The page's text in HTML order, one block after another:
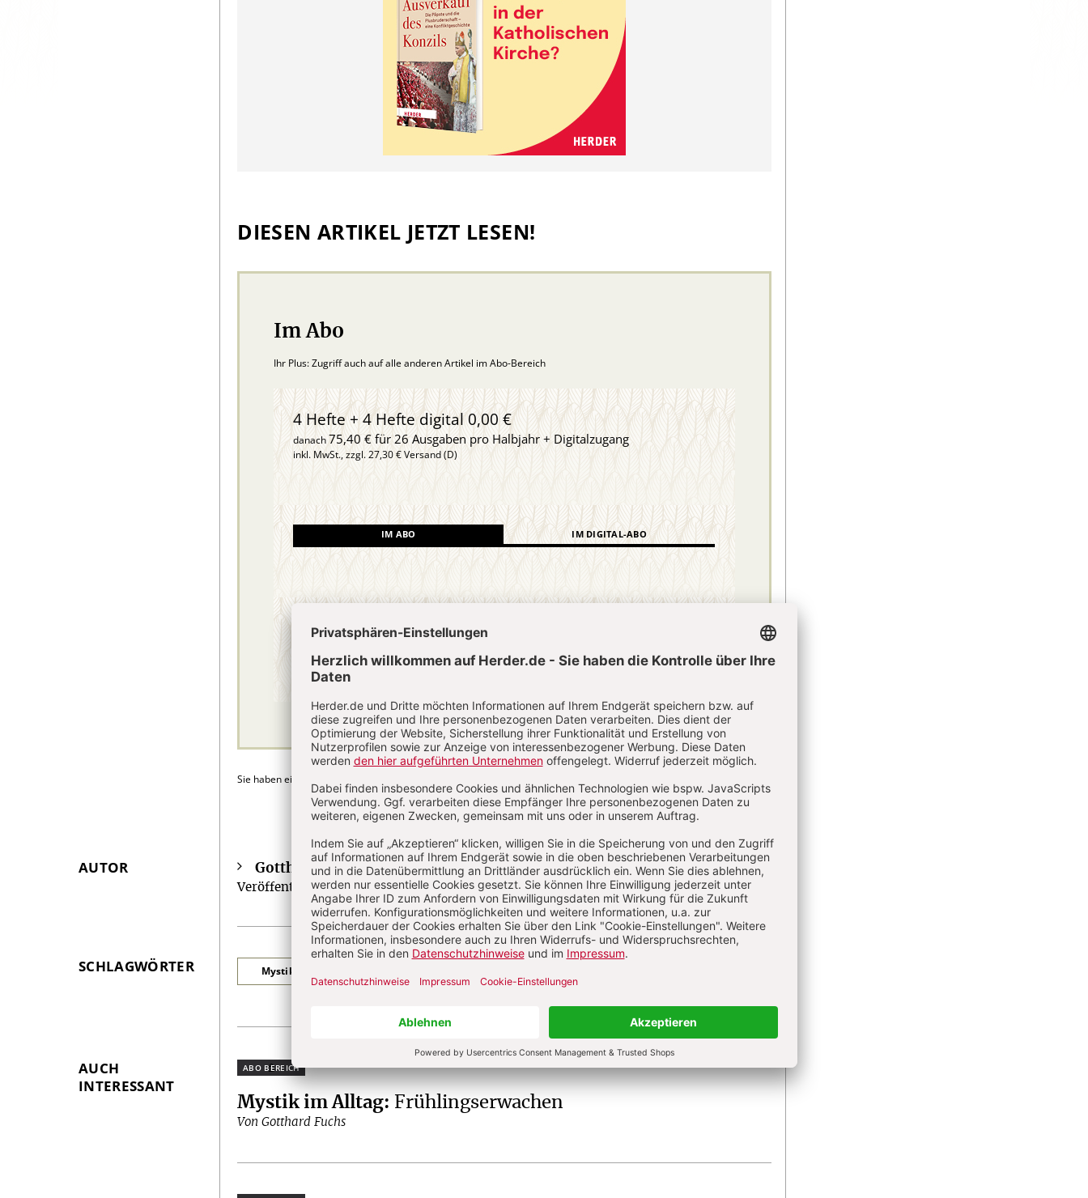
DIESEN ARTIKEL JETZT LESEN!
Im Abo
Ihr Plus: Zugriff auch auf alle anderen Artikel im Abo-Bereich
4 Hefte + 4 Hefte digital 0,00 €
danach75,40 € für 26 Ausgaben pro Halbjahr + Digitalzugang
inkl. MwSt., zzgl. 27,30 € Versand (D)
IM ABO IM DIGITAL-ABO
Abo testen
Sie haben ein Abonnement?
Überschrift
AUTOR Gotthard Fuchs Dr. phil., Priester und Publizist, Wiesbaden;
Veröffentlichungen zu Theologie, Spiritualität, Religionspädagogik.
SCHLAGWÖRTER Mystik im Alltag
AUCH
INTERESSANT
Plus
Mystik im Alltag: Frühlingserwachen
Von Gotthard Fuchs